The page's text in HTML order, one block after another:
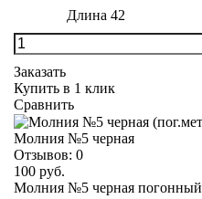
Длина 42
Заказать
Купить в 1 клик
Сравнить
Молния №5 черная
Отзывов: 0
100 руб.
Молния №5 черная